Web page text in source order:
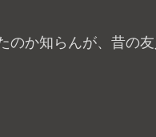
のか知らんが、昔の